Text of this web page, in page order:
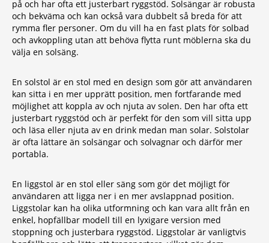
på och har ofta ett justerbart ryggstöd. Solsängar är robusta
och bekväma och kan också vara dubbelt så breda för att
rymma fler personer. Om du vill ha en fast plats för solbad
och avkoppling utan att behöva flytta runt möblerna ska du
välja en solsäng.
En solstol är en stol med en design som gör att användaren
kan sitta i en mer upprätt position, men fortfarande med
möjlighet att koppla av och njuta av solen. Den har ofta ett
justerbart ryggstöd och är perfekt för den som vill sitta upp
och läsa eller njuta av en drink medan man solar. Solstolar
är ofta lättare än solsängar och solvagnar och därför mer
portabla.
En liggstol är en stol eller säng som gör det möjligt för
användaren att ligga ner i en mer avslappnad position.
Liggstolar kan ha olika utformning och kan vara allt från en
enkel, hopfällbar modell till en lyxigare version med
stoppning och justerbara ryggstöd. Liggstolar är vanligtvis